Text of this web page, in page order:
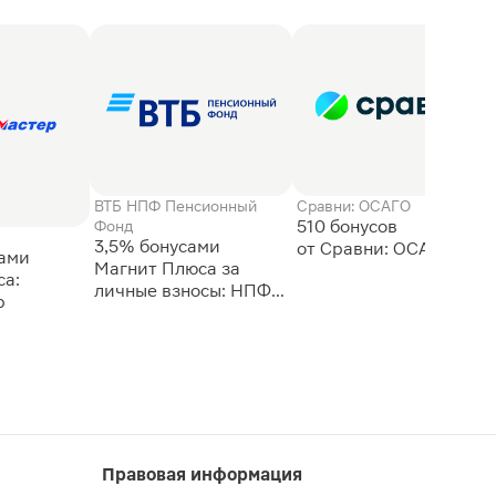
ВТБ НПФ Пенсионный
Фонд
3,5% бонусами
Магнит Плюса за
личные взносы: НПФ
Сравни: ОСАГО
510 бонусов
Правовая информация